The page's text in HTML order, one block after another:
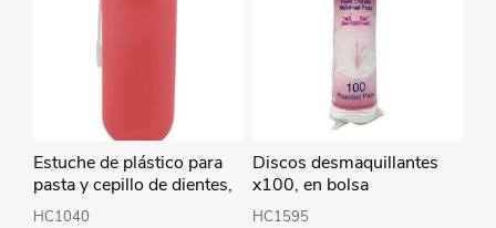
Estuche de plástico para
pasta y cepillo de dientes,
en bolsa, varios colores
HC1040
Discos desmaquillantes
x100, en bolsa
HC1595